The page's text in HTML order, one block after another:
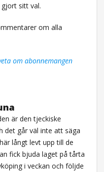
sitt val.
om alla
om abonnemangen
är den tjeckiske
det går väl inte att säga
långt levt upp till de
fick bjuda laget på tårta
i veckan och följde